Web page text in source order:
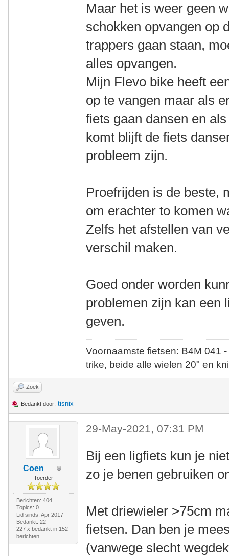
Maar het is weer geen
schokken opvangen op
trappers gaan staan,
alles opvangen.
Mijn Flevo bike heeft
op te vangen maar als
fiets gaan dansen en
komt blijft de fiets
probleem zijn.
Proefrijden is de beste,
om erachter to komen
Zelfs het afstellen van
verschil maken.
Goed onder worden
problemen zijn kan een
geven.
Voornaamste fietsen: B4M
trike, beide alle wielen 20" en
Zoek
Bedankt door: tisnix
Coen__
Toerder
Berichten: 404
Topics: 0
Lid sinds: Apr 2017
Bedankt: 22
227 x bedankt in 152
berichten
29-May-2021, 07:31 PM
Bij een ligfiets kun je
zo je benen gebruiken
Met driewieler >75cm
fietsen. Dan ben je
(vanwege slecht